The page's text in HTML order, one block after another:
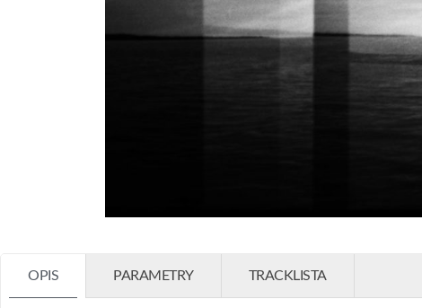
OPIS PARAMETRY TRACKLISTA